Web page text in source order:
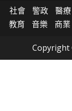
社會 警政 醫療
教育
音樂 商業
Copyright